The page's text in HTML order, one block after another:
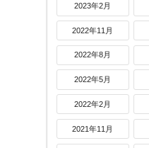
2023年2月
2022年11月
2022年8月
2022年5月
2022年2月
2021年11月